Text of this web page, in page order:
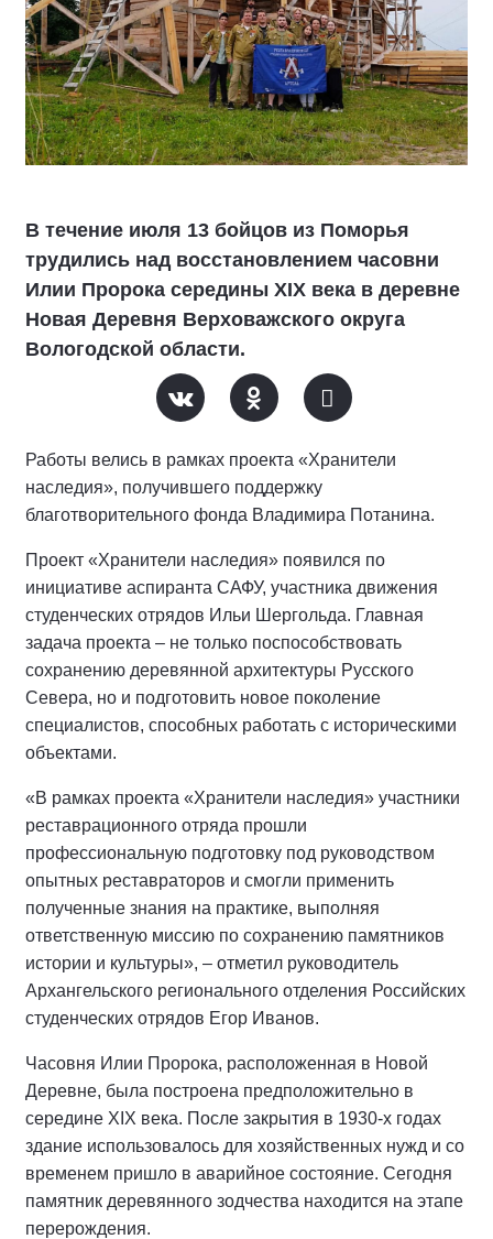
В течение июля 13 бойцов из Поморья
трудились над восстановлением часовни
Илии Пророка середины XIX века в деревне
Новая Деревня Верховажского округа
Вологодской области.
Работы велись в рамках проекта «Хранители
наследия», получившего поддержку
благотворительного фонда Владимира Потанина.
Проект «Хранители наследия» появился по
инициативе аспиранта САФУ, участника движения
студенческих отрядов Ильи Шергольда. Главная
задача проекта – не только поспособствовать
сохранению деревянной архитектуры Русского
Севера, но и подготовить новое поколение
специалистов, способных работать с историческими
объектами.
«В рамках проекта «Хранители наследия» участники
реставрационного отряда прошли
профессиональную подготовку под руководством
опытных реставраторов и смогли применить
полученные знания на практике, выполняя
ответственную миссию по сохранению памятников
истории и культуры», – отметил руководитель
Архангельского регионального отделения Российских
студенческих отрядов Егор Иванов.
Часовня Илии Пророка, расположенная в Новой
Деревне, была построена предположительно в
середине XIX века. После закрытия в 1930-х годах
здание использовалось для хозяйственных нужд и со
временем пришло в аварийное состояние. Сегодня
памятник деревянного зодчества находится на этапе
перерождения.